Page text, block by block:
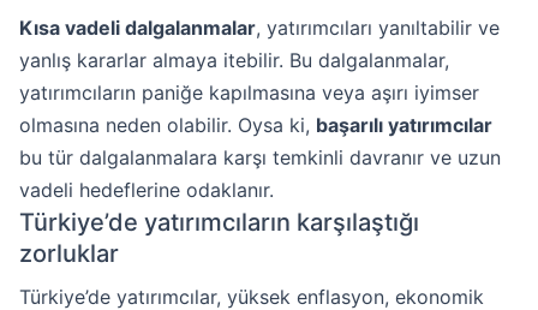
Kısa vadeli dalgalanmalar, yatırımcıları yanıltabilir ve
yanlış kararlar almaya itebilir. Bu dalgalanmalar,
yatırımcıların paniğe kapılmasına veya aşırı iyimser
olmasına neden olabilir. Oysa ki, başarılı yatırımcılar
bu tür dalgalanmalara karşı temkinli davranır ve uzun
vadeli hedeflerine odaklanır.
Türkiye’de yatırımcıların karşılaştığı
zorluklar
Türkiye’de yatırımcılar, yüksek enflasyon, ekonomik